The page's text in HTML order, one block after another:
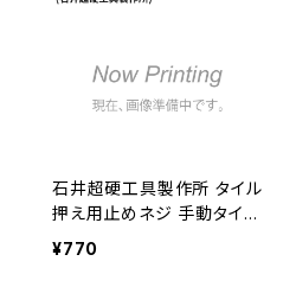
石井超硬工具製作所 タイル
押え用止めネジ 手動タイル
切断機 JWS-660TCLA用
¥770